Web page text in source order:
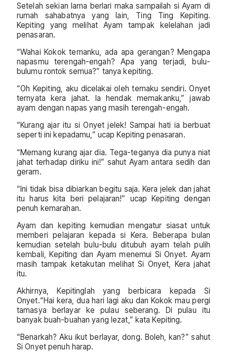
Setelah sekian lama berlari maka sampailah si Ayam di
rumah sahabatnya yang lain, Ting Ting Kepiting.
Kepiting yang melihat Ayam tampak kelelahan jadi
penasaran.
“Wahai Kokok temanku, ada apa gerangan? Mengapa
napasmu terengah-engah? Apa yang terjadi, bulu-
bulumu rontok semua?” tanya kepiting.
“Oh Kepiting, aku dicelakai oleh temaku sendiri. Onyet
ternyata kera jahat. Ia hendak memakanku,” jawab
ayam dengan napas yang masih terengah-engah.
“Kurang ajar itu si Onyet jelek! Sampai hati ia berbuat
seperti ini kepadamu,” ucap Kepiting penasaran.
“Memang kurang ajar dia. Tega-teganya dia punya niat
jahat terhadap diriku ini!” sahut Ayam antara sedih dan
geram.
“Ini tidak bisa dibiarkan begitu saja. Kera jelek dan jahat
itu harus kita beri pelajaran!” ucap Kepiting dengan
penuh kemarahan.
Ayam dan kepiting kemudian mengatur siasat untuk
memberi pelajaran kepada si Kera. Beberapa bulan
kemudian setelah bulu-bulu ditubuh ayam telah pulih
kembali, Kepiting dan Ayam menemui Si Onyet. Ayam
masih tampak ketakutan melihat Si Onyet, Kera jahat
itu.
Akhirnya, Kepitinglah yang berbicara kepada Si
Onyet.“Hai kera, dua hari lagi aku dan Kokok mau pergi
tamasya berlayar ke pulau seberang. Di pulau itu
banyak buah-buahan yang lezat,” kata Kepiting.
“Benarkah? Aku ikut berlayar, dong. Boleh, kan?” sahut
Si Onyet penuh harap.